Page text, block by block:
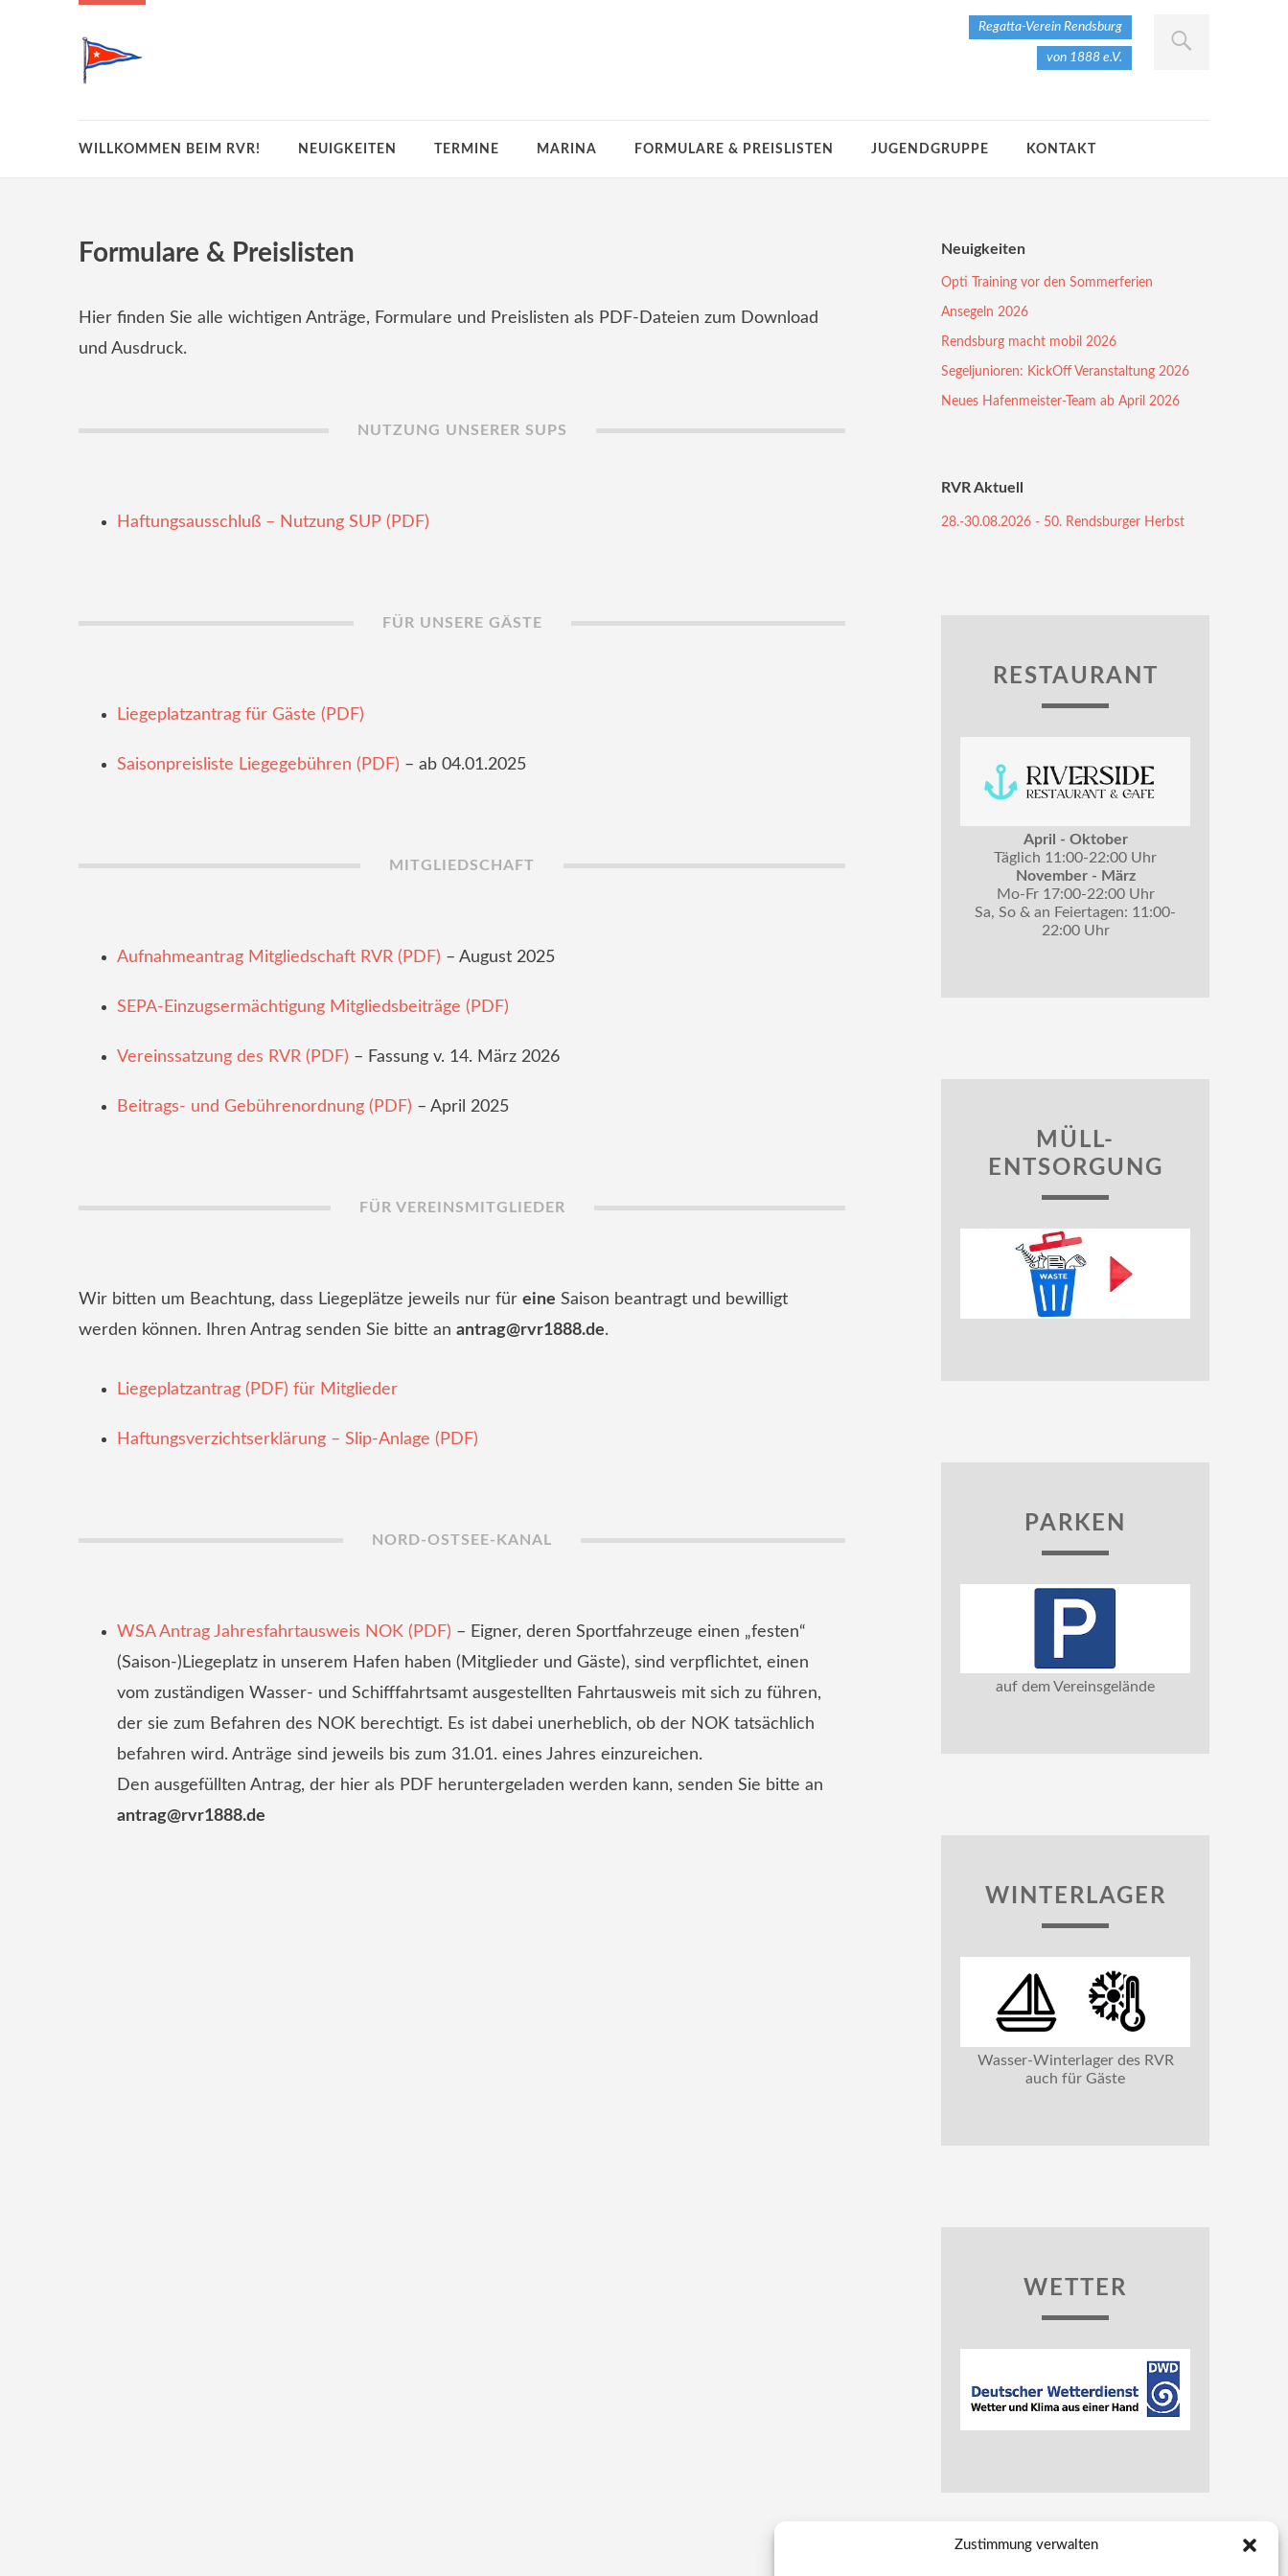
Zustimmung verwalten
Regatta-Verein Rendsburg
von 1888 e.V.
WILLKOMMEN BEIM RVR! NEUIGKEITEN TERMINE MARINA FORMULARE & PREISLISTEN JUGENDGRUPPE KONTAKT
Formulare & Preislisten
Hier finden Sie alle wichtigen Anträge, Formulare und Preislisten als PDF-Dateien zum Download
und Ausdruck.
NUTZUNG UNSERER SUPS
Haftungsausschluß – Nutzung SUP (PDF)
FÜR UNSERE GÄSTE
Liegeplatzantrag für Gäste (PDF)
Saisonpreisliste Liegegebühren (PDF) – ab 04.01.2025
MITGLIEDSCHAFT
Aufnahmeantrag Mitgliedschaft RVR (PDF) – August 2025
SEPA-Einzugsermächtigung Mitgliedsbeiträge (PDF)
Vereinssatzung des RVR (PDF) – Fassung v. 14. März 2026
Beitrags- und Gebührenordnung (PDF) – April 2025
FÜR VEREINSMITGLIEDER
Wir bitten um Beachtung, dass Liegeplätze jeweils nur für eine Saison beantragt und bewilligt
werden können. Ihren Antrag senden Sie bitte an antrag@rvr1888.de.
Liegeplatzantrag (PDF) für Mitglieder
Haftungsverzichtserklärung – Slip-Anlage (PDF)
NORD-OSTSEE-KANAL
WSA Antrag Jahresfahrtausweis NOK (PDF) – Eigner, deren Sportfahrzeuge einen „festen“
(Saison-)Liegeplatz in unserem Hafen haben (Mitglieder und Gäste), sind verpflichtet, einen
vom zuständigen Wasser- und Schifffahrtsamt ausgestellten Fahrtausweis mit sich zu führen,
der sie zum Befahren des NOK berechtigt. Es ist dabei unerheblich, ob der NOK tatsächlich
befahren wird. Anträge sind jeweils bis zum 31.01. eines Jahres einzureichen.
Den ausgefüllten Antrag, der hier als PDF heruntergeladen werden kann, senden Sie bitte an
antrag@rvr1888.de
Neuigkeiten
Opti Training vor den Sommerferien
Ansegeln 2026
Rendsburg macht mobil 2026
Segeljunioren: KickOff Veranstaltung 2026
Neues Hafenmeister-Team ab April 2026
RVR Aktuell
28.-30.08.2026 - 50. Rendsburger Herbst
RESTAURANT
April - Oktober
Täglich 11:00-22:00 Uhr
November - März
Mo-Fr 17:00-22:00 Uhr
Sa, So & an Feiertagen: 11:00-
22:00 Uhr
MÜLL-
ENTSORGUNG
PARKEN
auf dem Vereinsgelände
WINTERLAGER
Wasser-Winterlager des RVR
auch für Gäste
WETTER